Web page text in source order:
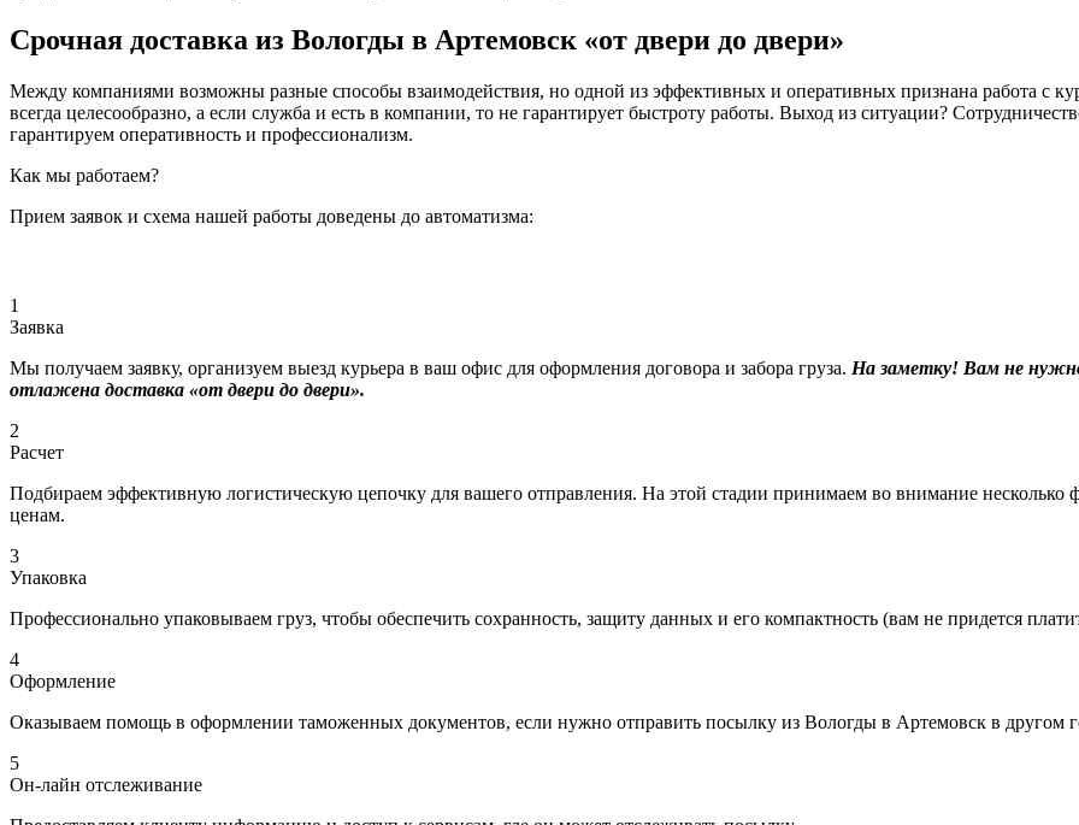
Срочная доставка из Вологды в Артемовск «от двери до двери»
Между компаниями возможны разные способы взаимодействия, но одной из эффективных и оперативных признана работа с
всегда целесообразно, а если служба и есть в компании, то не гарантирует быстроту работы. Выход из ситуации?
гарантируем оперативность и профессионализм.
Как мы работаем?
Прием заявок и схема нашей работы доведены до автоматизма:
1
Заявка
Мы получаем заявку, организуем выезд курьера в ваш офис для оформления договора и забора груза. На заметку! Вам не
отлажена доставка «от двери до двери».
2
Расчет
Подбираем эффективную логистическую цепочку для вашего отправления. На этой стадии принимаем во внимание несколько
ценам.
3
Упаковка
Профессионально упаковываем груз, чтобы обеспечить сохранность, защиту данных и его компактность (вам не придется
4
Оформление
Оказываем помощь в оформлении таможенных документов, если нужно отправить посылку из Вологды в Артемовск в другом
5
Он-лайн отслеживание